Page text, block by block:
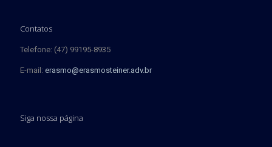
Contatos
Telefone: (47) 99195-8935
E-mail: erasmo@erasmosteiner.adv.br
Siga nossa página